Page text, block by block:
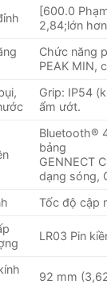
[600.0
2,84;lớn
Chức năng
PEAK MIN,
Grip: IP54
ẩm ướt.
Bluetooth®
bảng
GENNECT
dạng sóng,
Tốc độ cập
LR03 Pin
92 mm